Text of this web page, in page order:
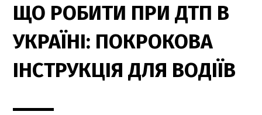
ЩО РОБИТИ ПРИ ДТП В
УКРАЇНІ: ПОКРОКОВА
ІНСТРУКЦІЯ ДЛЯ ВОДІЇВ